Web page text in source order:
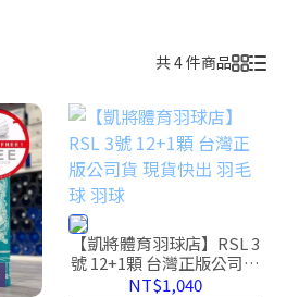
共 4 件商品
【凱將體育羽球店】RSL 3
號 12+1顆 台灣正版公司貨
現貨快出 羽毛球 羽球
NT$1,040